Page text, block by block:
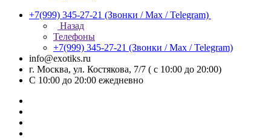
+7(999) 345-27-21 (Звонки / Max / Telegram)
Назад
Телефоны
+7(999) 345-27-21 (Звонки / Max / Telegram)
info@exotiks.ru
г. Москва, ул. Костякова, 7/7 ( с 10:00 до 20:00)
С 10:00 до 20:00 ежедневно